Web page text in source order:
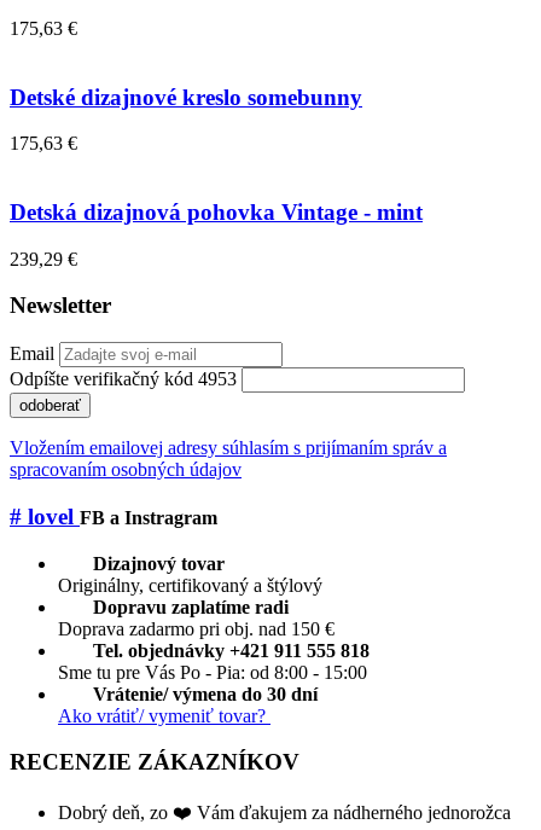
175,63 €
Detské dizajnové kreslo somebunny
175,63 €
Detská dizajnová pohovka Vintage - mint
239,29 €
Newsletter
Email
Odpíšte verifikačný kód 4953
odoberať
Vložením emailovej adresy súhlasím s prijímaním správ a
spracovaním osobných údajov
# lovel FB a Instragram
Dizajnový tovar
Originálny, certifikovaný a štýlový
Dopravu zaplatíme radi
Doprava zadarmo pri obj. nad 150 €
Tel. objednávky +421 911 555 818
Sme tu pre Vás Po - Pia: od 8:00 - 15:00
Vrátenie/ výmena do 30 dní
Ako vrátiť/ vymeniť tovar?
RECENZIE ZÁKAZNÍKOV
Dobrý deň, zo ❤️ Vám ďakujem za nádherného jednorožca